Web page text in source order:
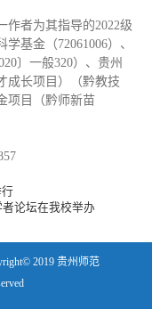
作者为其指导的2022级
基金（72061006）、
〕一般320）、贵州
成长项目）（黔教技
项目（黔师新苗
行
论坛在我校举办
2019 贵州师范